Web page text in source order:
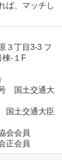
ば、マッチし
３丁目3-3 フ
棟-１F
国土交通大
国土交通大臣
会会員
正会員